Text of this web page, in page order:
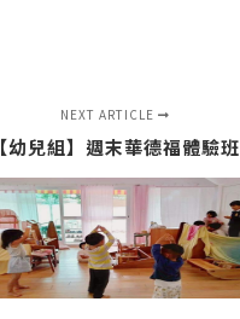
NEXT ARTICLE
【幼兒組】週末華德福體驗班